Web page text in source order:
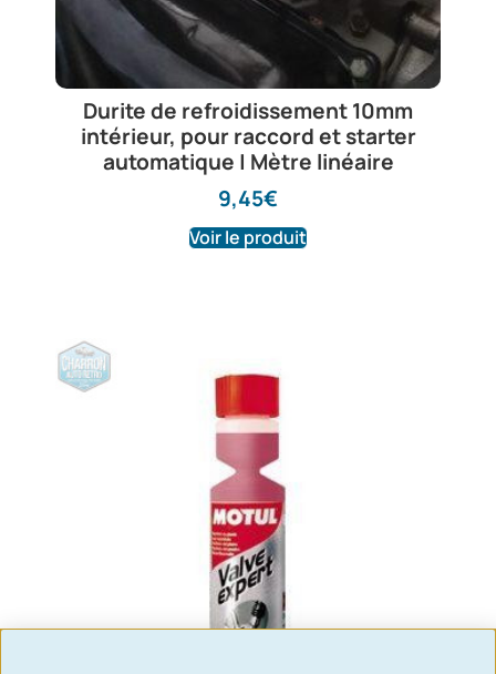
Durite de refroidissement 10mm
intérieur, pour raccord et starter
automatique | Mètre linéaire
9,45€
Voir le produit